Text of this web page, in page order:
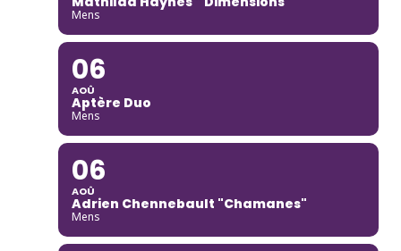
Mens
06
AOÛ
Aptère Duo
Mens
06
AOÛ
Adrien Chennebault "Chamanes"
Mens